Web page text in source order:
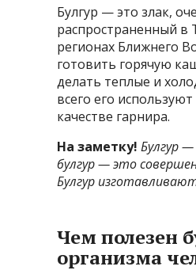
Булгур — это злак,
распространенный в
регионах Ближнего
готовить горячую
делать теплые и
всего его
качестве гарнира.
На заметку!Булгур
булгур— это
Булгур
Чем полезен
организма